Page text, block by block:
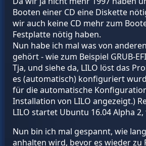
Booten einer CD eine Diskette
wir auch keine CD mehr zum
Festplatte nötig haben.
Nun habe ich mal was von
gehört - wie zum Beispiel GRUB-
Tja, und siehe da, LILO löst das
es (automatisch) konfiguriert
für die automatische
Installation von LILO angezeigt.)
LILO startet Ubuntu 16.04 Alpha
Nun bin ich mal gespannt, wie
anhalten wird, bevor es wieder zu